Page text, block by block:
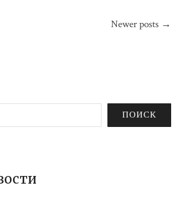
почему
РоссияNewer posts →
ПОИСК